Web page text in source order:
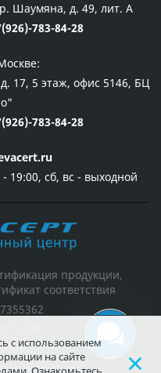
Шаумяна, д. 49, лит. А
783-84-28
17, 5 этаж, офис 5146, БЦ
783-84-28
19:00, сб, вс - выходной
продукции,
соответствия
данных
с использованием
на сайте